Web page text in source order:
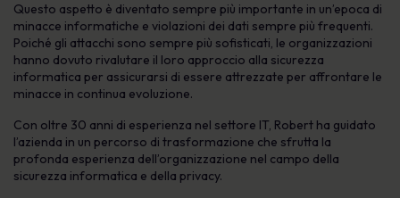
Questo aspetto è diventato sempre più importante in un’epoca di
minacce informatiche e violazioni dei dati sempre più frequenti.
Poiché gli attacchi sono sempre più sofisticati, le organizzazioni
hanno dovuto rivalutare il loro approccio alla sicurezza
informatica per assicurarsi di essere attrezzate per affrontare le
minacce in continua evoluzione.
Con oltre 30 anni di esperienza nel settore IT, Robert ha guidato
l’azienda in un percorso di trasformazione che sfrutta la
profonda esperienza dell’organizzazione nel campo della
sicurezza informatica e della privacy.